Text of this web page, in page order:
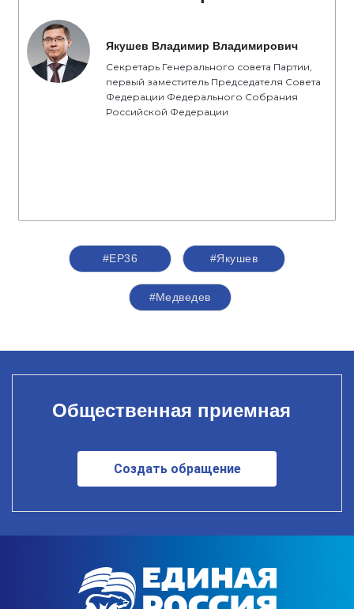
Якушев Владимир Владимирович
Секретарь Генерального совета Партии,
первый заместитель Председателя Совета
Федерации Федерального Собрания
Российской Федерации
#ЕР36 #Якушев
#Медведев
Общественная приемная
Создать обращение